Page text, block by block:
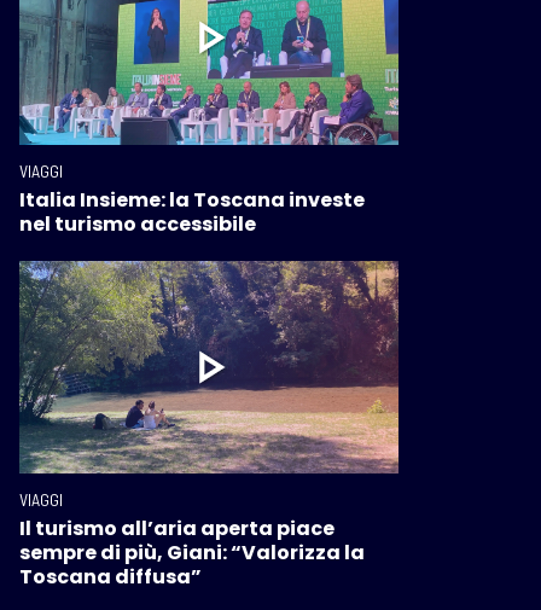
VIAGGI
Italia Insieme: la Toscana investe
nel turismo accessibile
VIAGGI
Il turismo all’aria aperta piace
sempre di più, Giani: “Valorizza la
Toscana diffusa”